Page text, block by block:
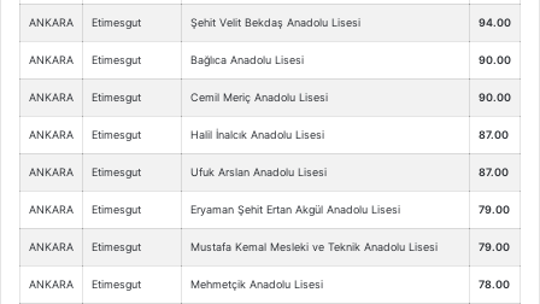
ANKARA Etimesgut Şehit Velit Bekdaş Anadolu Lisesi 94.00
ANKARA Etimesgut Bağlıca Anadolu Lisesi 90.00
ANKARA Etimesgut Cemil Meriç Anadolu Lisesi 90.00
ANKARA Etimesgut Halil İnalcık Anadolu Lisesi 87.00
ANKARA Etimesgut Ufuk Arslan Anadolu Lisesi 87.00
ANKARA Etimesgut Eryaman Şehit Ertan Akgül Anadolu Lisesi 79.00
ANKARA Etimesgut Mustafa Kemal Mesleki ve Teknik Anadolu Lisesi 79.00
ANKARA Etimesgut Mehmetçik Anadolu Lisesi 78.00